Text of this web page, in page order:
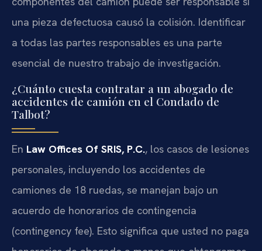
una pieza defectuosa causó la colisión. Identificar
a todas las partes responsables es una parte
esencial de nuestro trabajo de investigación.
¿Cuánto cuesta contratar a un abogado de
accidentes de camión en el Condado de
Talbot?
En Law Offices Of SRIS, P.C., los casos de lesiones
personales, incluyendo los accidentes de
camiones de 18 ruedas, se manejan bajo un
acuerdo de honorarios de contingencia
(contingency fee). Esto significa que usted no paga